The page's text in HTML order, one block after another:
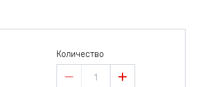
Количество
1